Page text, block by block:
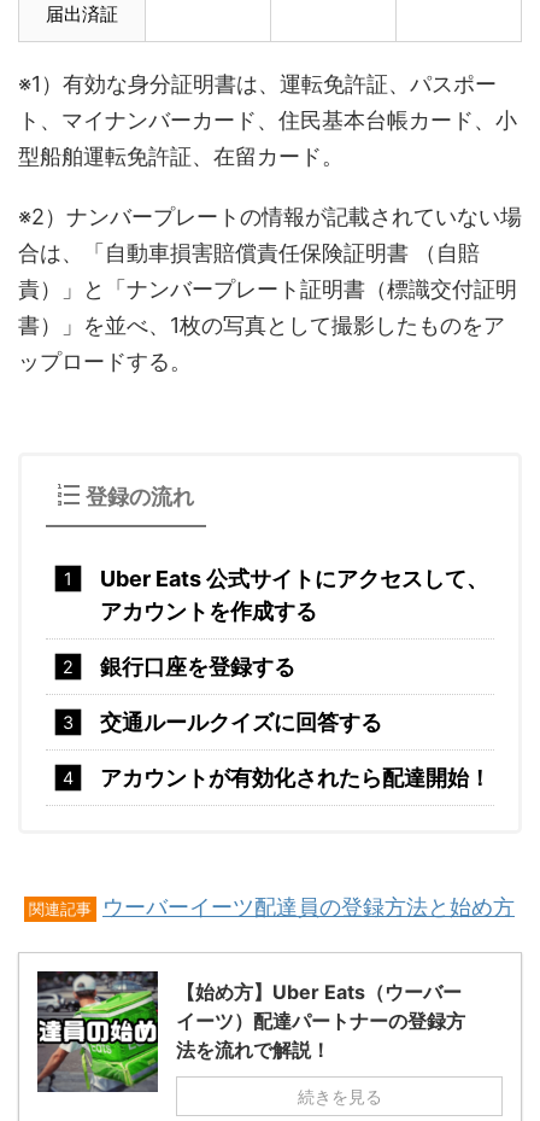
届出済証
※1）有効な身分証明書は、運転免許証、パスポー
ト、マイナンバーカード、住民基本台帳カード、小
型船舶運転免許証、在留カード。
※2）ナンバープレートの情報が記載されていない場
合は、「自動車損害賠償責任保険証明書 （自賠
責）」と「ナンバープレート証明書（標識交付証明
書）」を並べ、1枚の写真として撮影したものをア
ップロードする。
登録の流れ
Uber Eats 公式サイトにアクセスして、
アカウントを作成する
銀行口座を登録する
交通ルールクイズに回答する
アカウントが有効化されたら配達開始！
関連記事 ウーバーイーツ配達員の登録方法と始め方
【始め方】Uber Eats（ウーバー
イーツ）配達パートナーの登録方
法を流れで解説！
続きを見る